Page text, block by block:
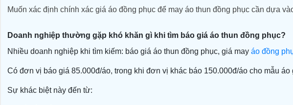
3.3. In chuyển nhiệt
Muốn xác định chính xác giá áo đồng phục để may áo thun đồng phục cần dựa
Doanh nghiệp thường gặp khó khăn gì khi tìm báo giá áo thun đồng phục?
Nhiều doanh nghiệp khi tìm kiếm: báo giá áo thun đồng phục, giá may áo đồng
Có đơn vị báo giá 85.000đ/áo, trong khi đơn vị khác báo 150.000đ/áo cho mẫu
Sự khác biệt này đến từ: